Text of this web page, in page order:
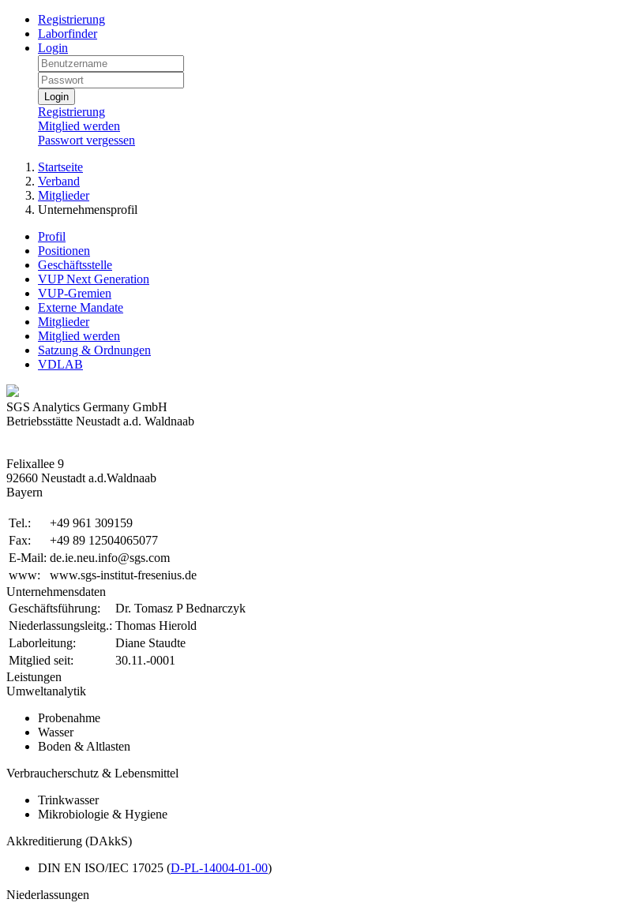
Registrierung
Laborfinder
Login
Login
Registrierung
Mitglied werden
Passwort vergessen
Startseite
Verband
Mitglieder
Unternehmensprofil
Profil
Positionen
Geschäftsstelle
VUP Next Generation
VUP-Gremien
Externe Mandate
Mitglieder
Mitglied werden
Satzung & Ordnungen
VDLAB
SGS Analytics Germany GmbH
Betriebsstätte Neustadt a.d. Waldnaab
Felixallee 9
92660 Neustadt a.d.Waldnaab
Bayern
Tel.:
+49 961 309159
Fax:
+49 89 12504065077
E-Mail: de.ie.neu.info@sgs.com
www:
www.sgs-institut-fresenius.de
Unternehmensdaten
Geschäftsführung:
Dr. Tomasz P Bednarczyk
Niederlassungsleitg.: Thomas Hierold
Laborleitung:
Diane Staudte
Mitglied seit:
30.11.-0001
Leistungen
Umweltanalytik
Probenahme
Wasser
Boden & Altlasten
Verbraucherschutz & Lebensmittel
Trinkwasser
Mikrobiologie & Hygiene
Akkreditierung (DAkkS)
DIN EN ISO/IEC 17025 (D-PL-14004-01-00)
Niederlassungen